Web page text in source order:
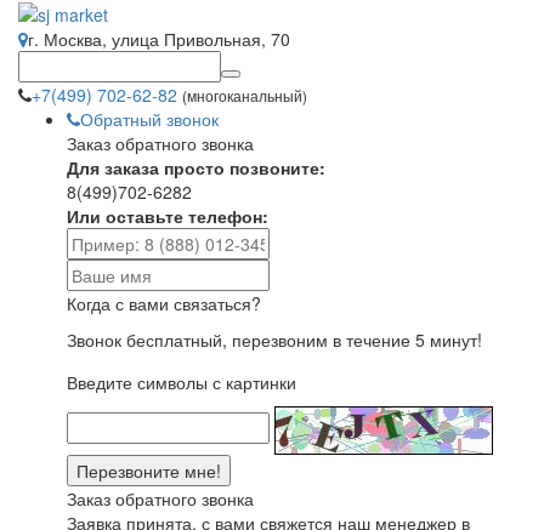
г. Москва, улица Привольная, 70
+7(499) 702-62-82 (многоканальный)
Обратный звонок
Заказ обратного звонка
Для заказа просто позвоните:
8(499)702-6282
Или оставьте телефон:
Когда с вами связаться?
Звонок бесплатный, перезвоним в течение 5 минут!
Введите символы с картинки
Заказ обратного звонка
Заявка принята, с вами свяжется наш менеджер в